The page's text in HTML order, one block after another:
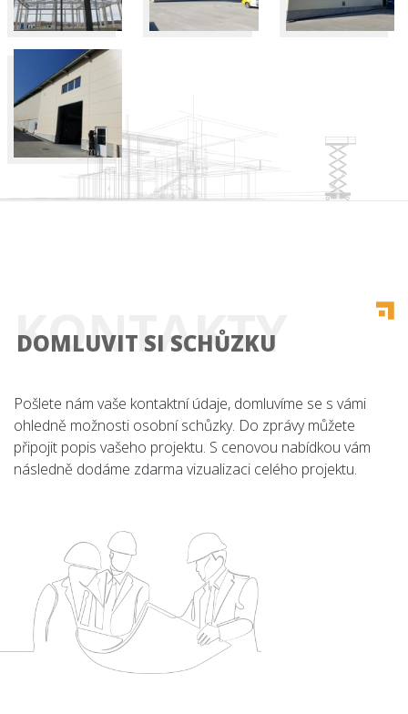
O nás
Kontakt
DOMLUVIT SI SCHŮZKU
KONTAKTY
Pošlete nám vaše kontaktní údaje, domluvíme se s vámi
ohledně možnosti osobní schůzky. Do zprávy můžete
připojit popis vašeho projektu. S cenovou nabídkou vám
následně dodáme zdarma vizualizaci celého projektu.